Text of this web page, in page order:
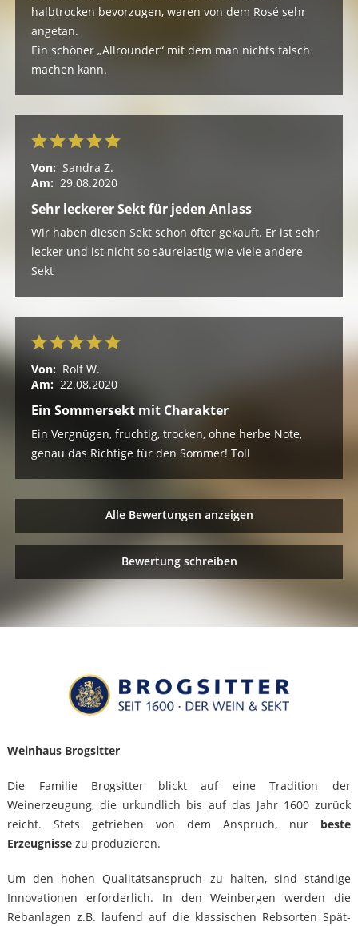
halbtrocken bevorzugen, waren von dem Rosé sehr
angetan.
Ein schöner „Allrounder“ mit dem man nichts falsch
machen kann.
Von: Sandra Z.
Am: 29.08.2020
Sehr leckerer Sekt für jeden Anlass
Wir haben diesen Sekt schon öfter gekauft. Er ist sehr
lecker und ist nicht so säurelastig wie viele andere
Sekt
Von: Rolf W.
Am: 22.08.2020
Ein Sommersekt mit Charakter
Ein Vergnügen, fruchtig, trocken, ohne herbe Note,
genau das Richtige für den Sommer! Toll
Alle Bewertungen anzeigen
Bewertung schreiben
Weinhaus Brogsitter
Die Familie Brogsitter blickt auf eine Tradition der
Weinerzeugung, die urkundlich bis auf das Jahr 1600 zurück
reicht. Stets getrieben von dem Anspruch, nur beste
Erzeugnissezu produzieren.
Um den hohen Qualitätsanspruch zu halten, sind ständige
Innovationen erforderlich. In den Weinbergen werden die
Rebanlagen z.B. laufend auf die klassischen Rebsorten Spät-